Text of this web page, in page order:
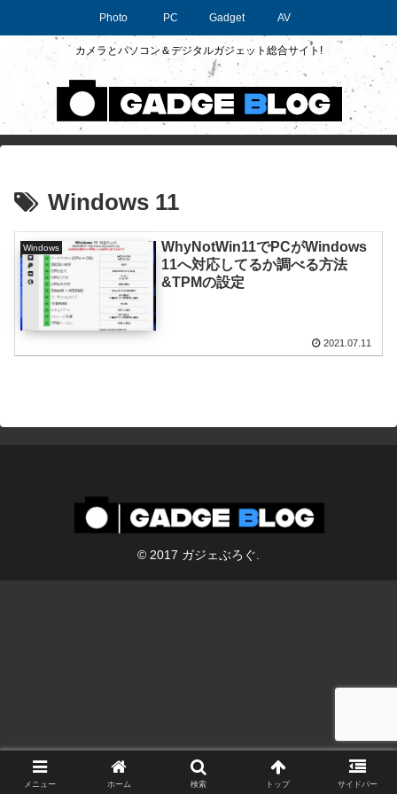
カメラとパソコン＆デジタルガジェット総合サイト!
Photo PC Gadget AV
Windows 11
Windows
WhyNotWin11でPCがWindows
11へ対応してるか調べる方法
&TPMの設定
2021.07.11
© 2017 ガジェぶろぐ.
メニュー ホーム 検索 トップ サイドバー